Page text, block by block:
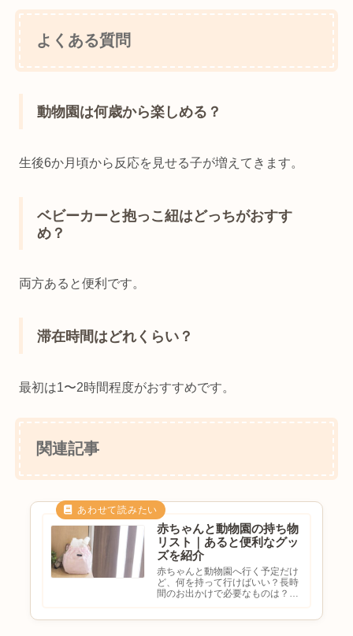
よくある質問
動物園は何歳から楽しめる？
生後6か月頃から反応を見せる子が増えてきます。
ベビーカーと抱っこ紐はどっちがおすす
め？
両方あると便利です。
滞在時間はどれくらい？
最初は1〜2時間程度がおすすめです。
関連記事
赤ちゃんと動物園の持ち物
リスト｜あると便利なグッ
ズを紹介
赤ちゃんと動物園へ行く予定だけ
ど、何を持って行けばいい？長時
間のお出かけで必要なものは？ベ